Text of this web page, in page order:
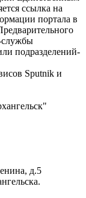
ссылка на
портала в
службы
подразделений-
Sputnik и
д.5